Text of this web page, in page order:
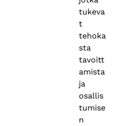
tukeva
t
tehoka
sta
tavoitt
amista
ja
osallis
tumise
n